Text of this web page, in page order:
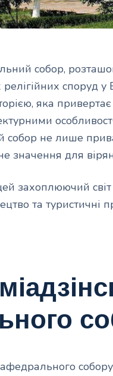
собор,
споруд у
яка
собор не лише
значення для
захоплюючий
та туристичні